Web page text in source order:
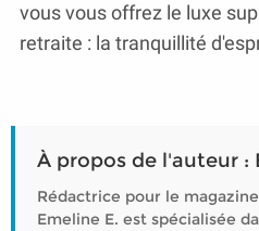
vous vous offrez le luxe
retraite : la tranquillité
À propos de l'auteur :
Rédactrice pour le
Emeline E. est spécialisée